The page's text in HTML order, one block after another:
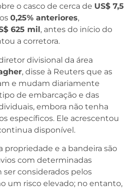
o casco de cerca de US$ 7,5
0,25% anteriores,
625 mil , antes do início do
a corretora.
divisional da área
, disse à Reuters que as
e mudam diariamente
de embarcação e das
embora não tenha
específicos. Ele acrescentou
disponível.
propriedade e a bandeira são
com determinadas
considerados pelos
um risco elevado; no entanto,